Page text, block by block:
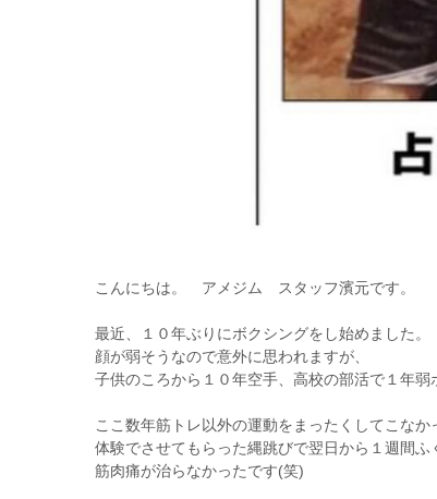
こんにちは。 アメジム スタッフ濱元です。
最近、１０年ぶりにボクシングをし始めました。
顔が弱そうなので意外に思われますが、
子供のころから１０年空手、高校の部活で１年弱
ここ数年筋トレ以外の運動をまったくしてこなか
体験でさせてもらった縄跳びで翌日から１週間ふ
筋肉痛が治らなかったです(笑)